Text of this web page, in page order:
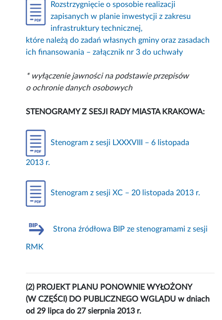
Rozstrzygnięcie o sposobie realizacji
zapisanych w planie inwestycji z zakresu
infrastruktury technicznej,
które należą do zadań własnych gminy oraz zasadach
ich finansowania – załącznik nr 3 do uchwały
* wyłączenie jawności na podstawie przepisów
o ochronie danych osobowych
STENOGRAMY Z SESJI RADY MIASTA KRAKOWA:
Stenogram z sesji LXXXVIII – 6 listopada
2013 r.
Stenogram z sesji XC – 20 listopada 2013 r.
Strona źródłowa BIP ze stenogramami z sesji
RMK
(2) PROJEKT PLANU PONOWNIE WYŁOŻONY
(W CZĘŚCI) DO PUBLICZNEGO WGLĄDU w dniach
od 29 lipca do 27 sierpnia 2013 r.